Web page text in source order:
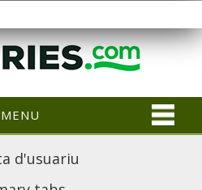
MENU
d'usuariu